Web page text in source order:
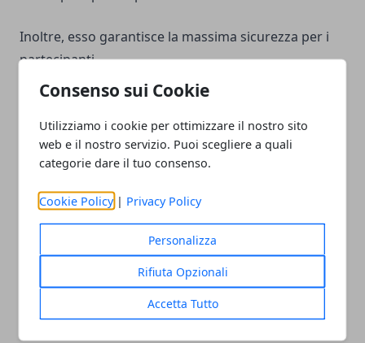
Consenso sui Cookie
Utilizziamo i cookie per ottimizzare il nostro sito
web e il nostro servizio. Puoi scegliere a quali
categorie dare il tuo consenso.
Cookie Policy | Privacy Policy
Personalizza
Rifiuta Opzionali
Accetta Tutto
Inoltre, esso garantisce la massima sicurezza per i
partecipanti.
Grazie alla grande varietà di dimensioni e forme,
sarà possibile adattare la copertura alle esigenze
dell'evento e creare percorsi personalizzati con
colonnine posizionate in modo strategico per
indicare le svolte e i punti di riferimento. Questo
permette ai partecipanti di concentrarsi
esclusivamente sulla competizione o sull'escursione
senza preoccuparsi di smarrirsi o di perdere il
percorso.